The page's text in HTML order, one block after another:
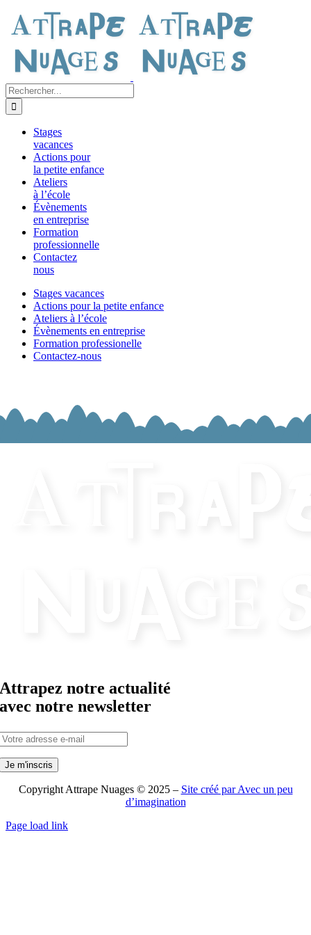
contenu
Rechercher:
Stages
vacances
Actions pour
la petite enfance
Ateliers
à l’école
Évènements
en entreprise
Formation
professionnelle
Contactez
nous
Stages vacances
Actions pour la petite enfance
Ateliers à l’école
Évènements en entreprise
Formation professionelle
Contactez-nous
Attrapez notre actualité
avec notre newsletter
Copyright Attrape Nuages © 2025 – Site créé par Avec un peu
d’imagination
Page load link